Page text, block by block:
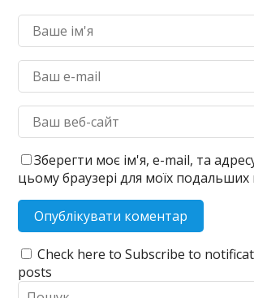
Зберегти моє ім'я, e-mail, та
цьому браузері для моїх подальших
Check here to Subscribe to
posts